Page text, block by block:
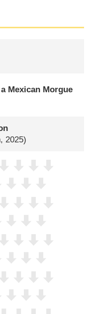
Mexican Morgue
2025)